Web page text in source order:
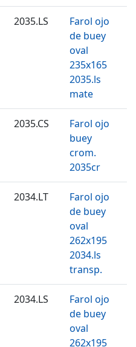
2035.LS
Farol ojo
de buey
oval
235x165
2035.ls
mate
2035.CS
Farol ojo
buey
crom.
2035cr
2034.LT
Farol ojo
de buey
oval
262x195
2034.ls
transp.
2034.LS
Farol ojo
de buey
oval
262x195